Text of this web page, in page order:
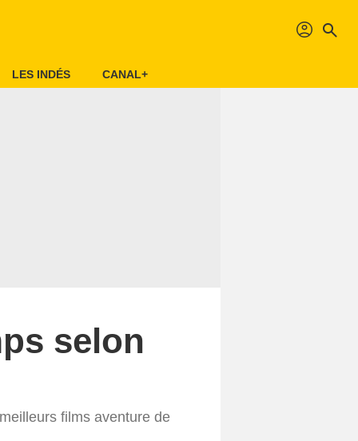
profil search
LES INDÉS CANAL+
selon
films aventure de